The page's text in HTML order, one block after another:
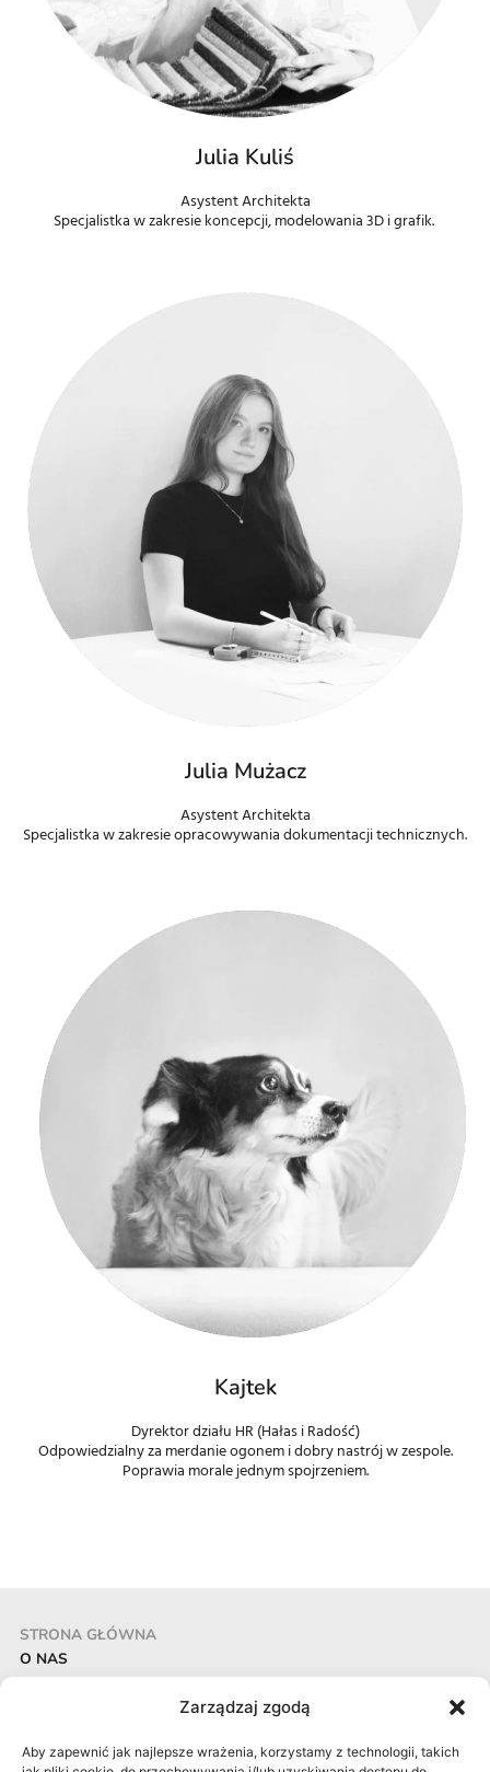
Zarządzaj zgodą
Aby zapewnić jak najlepsze wrażenia, korzystamy z technologii, takich
Julia Kuliś
Asystent Architekta
Specjalistka w zakresie koncepcji, modelowania 3D i grafik.
Julia Mużacz
Asystent Architekta
Specjalistka w zakresie opracowywania dokumentacji technicznych.
Kajtek
Dyrektor działu HR (Hałas i Radość)
Odpowiedzialny za merdanie ogonem i dobry nastrój w zespole.
Poprawia morale jednym spojrzeniem.
STRONA GŁÓWNA
O NAS
REALIZACJE
Pracownia Projektowa CECHOWNIA Aleksandra Grzonka